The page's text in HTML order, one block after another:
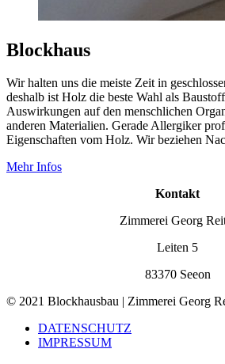
Blockhaus
Wir halten uns die meiste Zeit in
deshalb ist Holz die beste Wahl als
Auswirkungen auf den menschlichen
anderen Materialien. Gerade Allergiker
Eigenschaften vom Holz. Wir beziehen
Mehr Infos
Kontakt
Zimmerei Georg
Leiten 5
83370 Seeon
© 2021 Blockhausbau | Zimmerei Georg
DATENSCHUTZ
IMPRESSUM